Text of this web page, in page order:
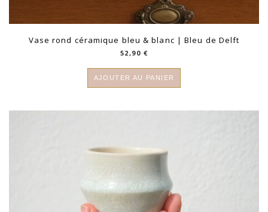
Vase rond céramique bleu & blanc | Bleu de Delft
52,90 €
AJOUTER AU PANIER